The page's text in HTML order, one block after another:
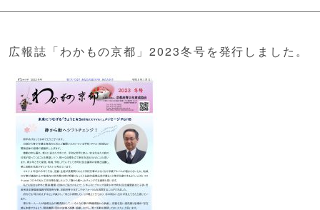
広報誌「わかもの京都」2023冬号を発行しました。